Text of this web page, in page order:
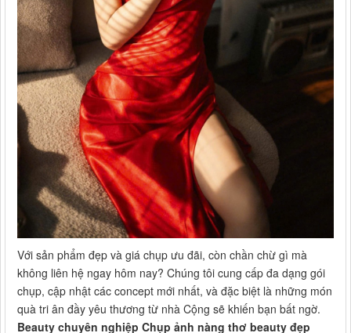
Với sản phẩm đẹp và giá chụp ưu đãi, còn chần chừ gì mà
không liên hệ ngay hôm nay? Chúng tôi cung cấp đa dạng gói
chụp, cập nhật các concept mới nhất, và đặc biệt là những món
quà tri ân đầy yêu thương từ nhà Cộng sẽ khiến bạn bất ngờ.
Beauty chuyên nghiệp Chụp ảnh nàng thơ beauty đẹp